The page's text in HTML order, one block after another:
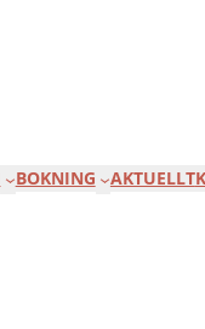
BOKNING AKTUELLT